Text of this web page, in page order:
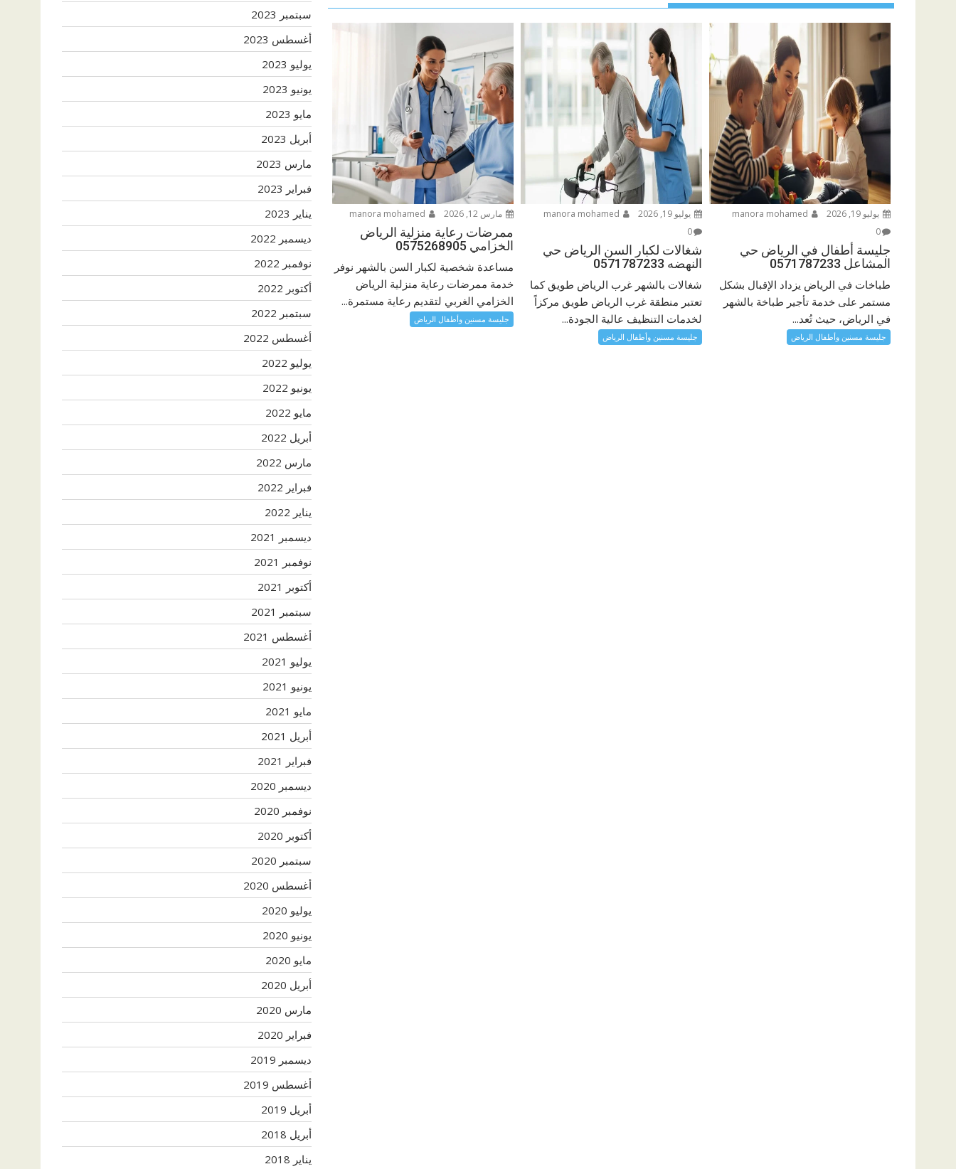
يوليو 19, 2026
0
جليسة أطفال في الرياض حي
المشاعل 0571787233
طباخات في الرياض يزداد الإقبال بشكل
مستمر على خدمة تأجير طباخة بالشهر
في الرياض، حيث تُعد...
جليسة مسنين وأطفال الرياض
يوليو 19, 2026
0
شغالات لكبار السن الرياض حي
النهضه 0571787233
شغالات بالشهر غرب الرياض طويق كما
تعتبر منطقة غرب الرياض طويق مركزاً
لخدمات التنظيف عالية الجودة...
جليسة مسنين وأطفال الرياض
مارس 12, 2026
ممرضات رعاية منزلية الرياض
الخزامي 0575268905
مساعدة شخصية لكبار السن بالشهر نوفر
خدمة ممرضات رعاية منزلية الرياض
الخزامي الغربي لتقديم رعاية مستمرة...
جليسة مسنين وأطفال الرياض
سبتمبر 2023
أغسطس 2023
يوليو 2023
يونيو 2023
مايو 2023
أبريل 2023
مارس 2023
فبراير 2023
يناير 2023
ديسمبر 2022
نوفمبر 2022
أكتوبر 2022
سبتمبر 2022
أغسطس 2022
يوليو 2022
يونيو 2022
مايو 2022
أبريل 2022
مارس 2022
فبراير 2022
يناير 2022
ديسمبر 2021
نوفمبر 2021
أكتوبر 2021
سبتمبر 2021
أغسطس 2021
يوليو 2021
يونيو 2021
مايو 2021
أبريل 2021
فبراير 2021
ديسمبر 2020
نوفمبر 2020
أكتوبر 2020
سبتمبر 2020
أغسطس 2020
يوليو 2020
يونيو 2020
مايو 2020
أبريل 2020
مارس 2020
فبراير 2020
ديسمبر 2019
أغسطس 2019
أبريل 2019
أبريل 2018
يناير 2018